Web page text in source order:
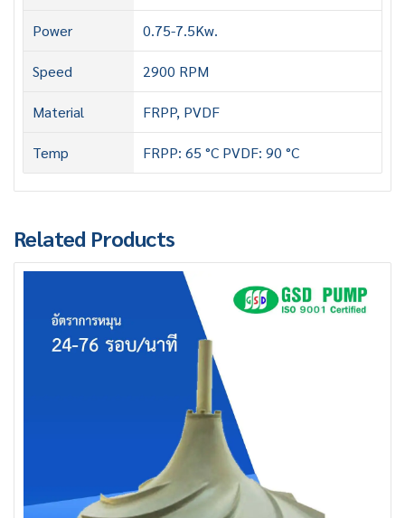
Power 0.75-7.5Kw.
Speed 2900 RPM
Material FRPP, PVDF
Temp FRPP: 65 °C PVDF: 90 °C
Related Products